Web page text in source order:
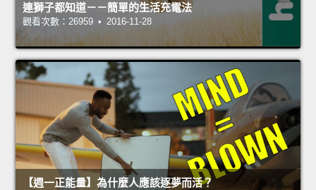
連獅子都知道－－簡單的生活充電法
觀看次數：26959 • 2016-11-28
【週一正能量】為什麼人應該逐夢而活？